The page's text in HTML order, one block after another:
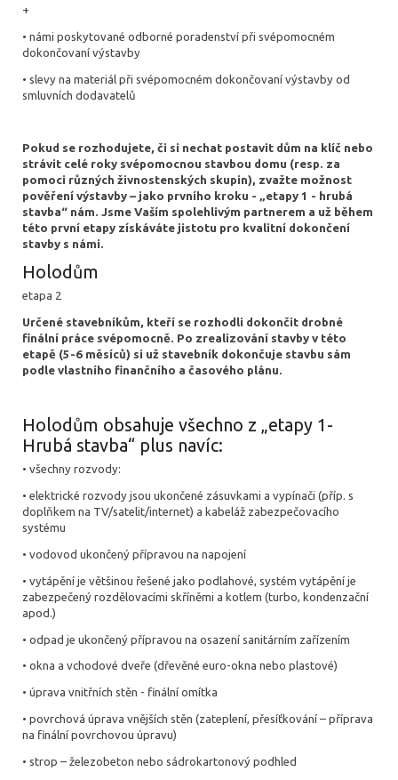
+
• námi poskytované odborné poradenství při svépomocném
dokončovaní výstavby
• slevy na materiál při svépomocném dokončovaní výstavby od
smluvních dodavatelů
Pokud se rozhodujete, či si nechat postavit dům na klíč nebo
strávit celé roky svépomocnou stavbou domu (resp. za
pomoci různých živnostenských skupin), zvažte možnost
pověření výstavby – jako prvního kroku - „etapy 1 - hrubá
stavba“ nám. Jsme Vaším spolehlivým partnerem a už během
této první etapy získáváte jistotu pro kvalitní dokončení
stavby s námi.
Holodům
etapa 2
Určené stavebníkům, kteří se rozhodli dokončit drobné
finální práce svépomocně. Po zrealizování stavby v této
etapě (5-6 měsíců) si už stavebník dokončuje stavbu sám
podle vlastního finančního a časového plánu.
Holodům obsahuje všechno z „etapy 1-
Hrubá stavba“ plus navíc:
• všechny rozvody:
• elektrické rozvody jsou ukončené zásuvkami a vypínači (příp. s
doplňkem na TV/satelit/internet) a kabeláž zabezpečovacího
systému
• vodovod ukončený přípravou na napojení
• vytápění je většinou řešené jako podlahové, systém vytápění je
zabezpečený rozdělovacími skříněmi a kotlem (turbo, kondenzační
apod.)
• odpad je ukončený přípravou na osazení sanitárním zařízením
• okna a vchodové dveře (dřevěné euro-okna nebo plastové)
• úprava vnitřních stěn - finální omítka
• povrchová úprava vnějších stěn (zateplení, přesíťkování – příprava
na finální povrchovou úpravu)
• strop – železobeton nebo sádrokartonový podhled